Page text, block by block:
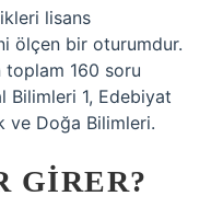
lisans
ölçen bir oturumdur.
160 soru
Bilimleri 1, Edebiyat
ve Doğa Bilimleri.
GIRER?